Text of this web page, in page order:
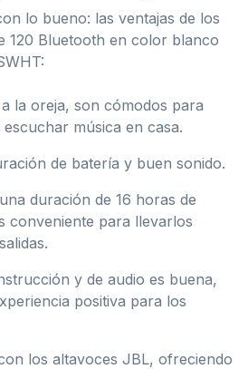
lo bueno: las ventajas de los
120 Bluetooth en color blanco
la oreja, son cómodos para
música en casa.
de batería y buen sonido.
duración de 16 horas de
conveniente para llevarlos
y de audio es buena,
positiva para los
los altavoces JBL, ofreciendo